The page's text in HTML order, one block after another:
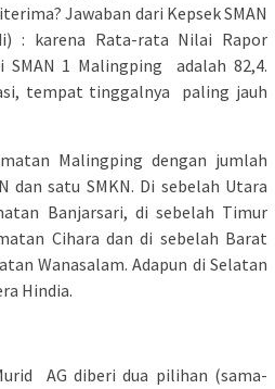
Jawaban dari Kepsek SMAN
: karena Rata-rata Nilai Rapor
SMAN 1 Malingping adalah 82,4.
tempat tinggalnya paling jauh
Malingping dengan jumlah
dan satu SMKN. Di sebelah Utara
Banjarsari, di sebelah Timur
Cihara dan di sebelah Barat
Wanasalam. Adapun di Selatan
Hindia.
AG diberi dua pilihan (sama-